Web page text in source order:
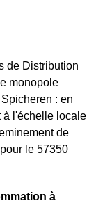
de Distribution
monopole
: en
à l'échelle locale
de
le 57350
à